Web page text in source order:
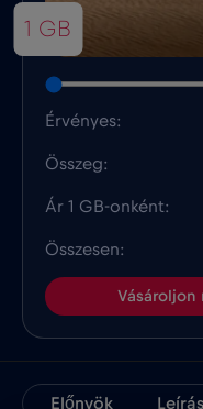
1 GB
Érvényes:
Összeg:
Ár 1 GB-onként:
Összesen:
Vásároljon
Előnyök Leírás